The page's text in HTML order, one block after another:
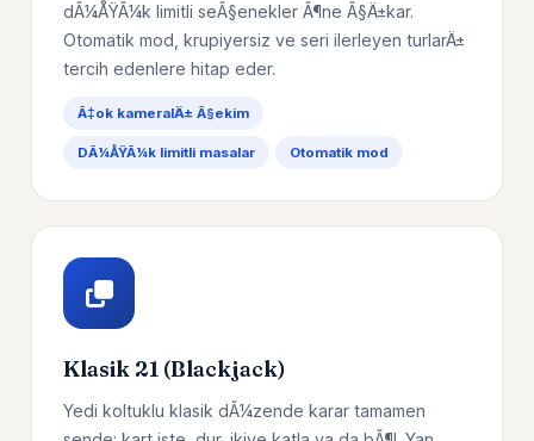
dÃ¼ÅŸÃ¼k limitli seÃ§enekler Ã¶ne Ã§Ä±kar.
Otomatik mod, krupiyersiz ve seri ilerleyen turlarÄ±
tercih edenlere hitap eder.
Ã‡ok kameralÄ± Ã§ekim
DÃ¼ÅŸÃ¼k limitli masalar Otomatik mod
Klasik 21 (Blackjack)
Yedi koltuklu klasik dÃ¼zende karar tamamen